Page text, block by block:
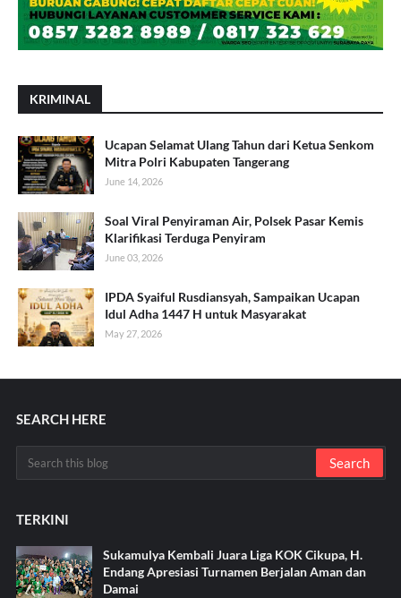
KRIMINAL
Ucapan Selamat Ulang Tahun dari Ketua Senkom
Mitra Polri Kabupaten Tangerang
June 14, 2026
Soal Viral Penyiraman Air, Polsek Pasar Kemis
Klarifikasi Terduga Penyiram
June 03, 2026
IPDA Syaiful Rusdiansyah, Sampaikan Ucapan
Idul Adha 1447 H untuk Masyarakat
May 27, 2026
SEARCH HERE
TERKINI
Sukamulya Kembali Juara Liga KOK Cikupa, H.
Endang Apresiasi Turnamen Berjalan Aman dan
Damai